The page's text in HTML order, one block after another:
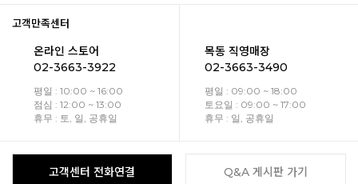
고객만족센터
온라인 스토어
02-3663-3922
평일 : 10:00 ~ 16:00
점심 : 12:00 ~ 13:00
휴무 : 토, 일, 공휴일
목동 직영매장
02-3663-3490
평일 : 09:00 ~ 18:00
토요일 : 09:00 ~ 17:00
휴무 : 일, 공휴일
고객센터 전화연결 Q&A 게시판 가기